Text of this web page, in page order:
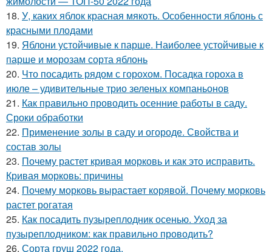
18. У, каких яблок красная мякоть. Особенности яблонь с
красными плодами
19. Яблони устойчивые к парше. Наиболее устойчивые к
парше и морозам сорта яблонь
20. Что посадить рядом с горохом. Посадка гороха в
июле – удивительные трио зеленых компаньонов
21. Как правильно проводить осенние работы в саду.
Сроки обработки
22. Применение золы в саду и огороде. Свойства и
состав золы
23. Почему растет кривая морковь и как это исправить.
Кривая морковь: причины
24. Почему морковь вырастает корявой. Почему морковь
растет рогатая
25. Как посадить пузыреплодник осенью. Уход за
пузыреплодником: как правильно проводить?
26. Сорта груш 2022 года.